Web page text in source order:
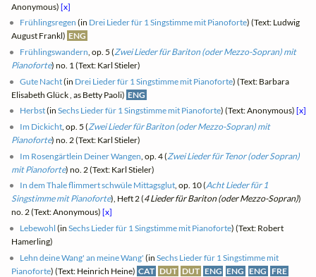
Anonymous)[x]
Frühlingsregen (in Drei Lieder für 1 Singstimme mit Pianoforte) (Text: Ludwig
August Frankl) ENG
Frühlingswandern, op. 5 (Zwei Lieder für Bariton (oder Mezzo-Sopran) mit
Pianoforte) no. 1 (Text: Karl Stieler)
Gute Nacht(in Drei Lieder für 1 Singstimme mit Pianoforte) (Text: Barbara
Elisabeth Glück , as Betty Paoli) ENG
Herbst(inSechs Lieder für 1 Singstimme mit Pianoforte) (Text: Anonymous)[x]
Im Dickicht, op. 5 (Zwei Lieder für Bariton (oder Mezzo-Sopran) mit
Pianoforte) no. 2 (Text: Karl Stieler)
Im Rosengärtlein Deiner Wangen , op. 4 (Zwei Lieder für Tenor (oder Sopran)
mit Pianoforte) no. 2 (Text: Karl Stieler)
In dem Thale flimmert schwüle Mittagsglut, op. 10 (Acht Lieder für 1
Singstimme mit Pianoforte), Heft 2 (4 Lieder für Bariton (oder Mezzo-Sopran))
no. 2 (Text: Anonymous)[x]
Lebewohl (inSechs Lieder für 1 Singstimme mit Pianoforte) (Text: Robert
Hamerling)
Lehn deine Wang' an meine Wang' (inSechs Lieder für 1 Singstimme mit
Pianoforte) (Text: Heinrich Heine) CAT DUT DUT ENG ENG ENG FRE